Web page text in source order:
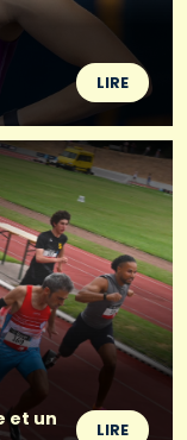
LIRE
et un
LIRE